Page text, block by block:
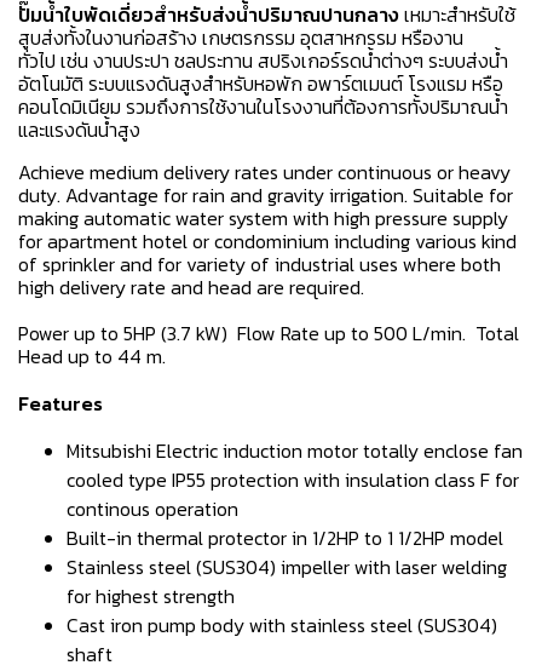
ปั๊มน้ำใบพัดเดี่ยวสำหรับส่งน้ำปริมาณปานกลางเหมาะสำหรับใช้
สูบส่งทั้งในงานก่อสร้าง เกษตรกรรม อุตสาหกรรม หรืองาน
ทั่วไป เช่น งานประปา ชลประทาน สปริงเกอร์รดน้ำต่างๆ ระบบส่งน้ำ
อัตโนมัติ ระบบแรงดันสูงสำหรับหอพัก อพาร์ตเมนต์ โรงแรม หรือ
คอนโดมิเนียม รวมถึงการใช้งานในโรงงานที่ต้องการทั้งปริมาณน้ำ
และแรงดันน้ำสูง
Achieve medium delivery rates under continuous or heavy
duty. Advantage for rain and gravity irrigation. Suitable for
making automatic water system with high pressure supply
for apartment hotel or condominium including various kind
of sprinkler and for variety of industrial uses where both
high delivery rate and head are required.
Power up to 5HP (3.7 kW) Flow Rate up to 500 L/min. Total
Head up to 44 m.
Features
Mitsubishi Electric induction motor totally enclose fan
cooled type IP55 protection with insulation class F for
continous operation
Built-in thermal protector in 1/2HP to 1 1/2HP model
Stainless steel (SUS304) impeller with laser welding
for highest strength
Cast iron pump body with stainless steel (SUS304)
shaft